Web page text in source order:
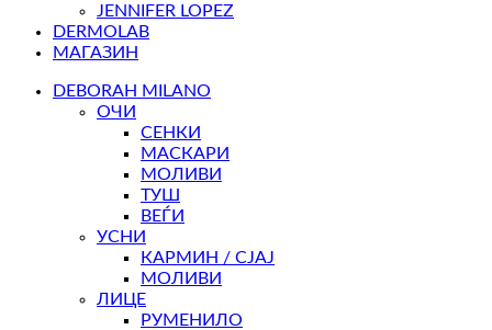
JENNIFER LOPEZ
DERMOLAB
МАГАЗИН
DEBORAH MILANO
ОЧИ
СЕНКИ
МАСКАРИ
МОЛИВИ
ТУШ
ВЕЃИ
УСНИ
КАРМИН / СЈАЈ
МОЛИВИ
ЛИЦЕ
РУМЕНИЛО